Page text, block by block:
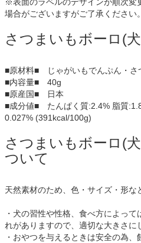
場合がございますがご了承ください。
さつまいもボーロ(
■原材料■ じゃがいもでんぷん・さ
■内容量■ 40g
■原産国■ 日本
■成分値■ たんぱく質:2.4% 脂質
0.027% (391kcal/100g)
さつまいもボーロ(
ついて
天然素材のため、色・サイズ・形な
・犬の習性や性格、食べ方によっ
れがありますので、適切な大きさに
・おやつを与えるときは安全の為